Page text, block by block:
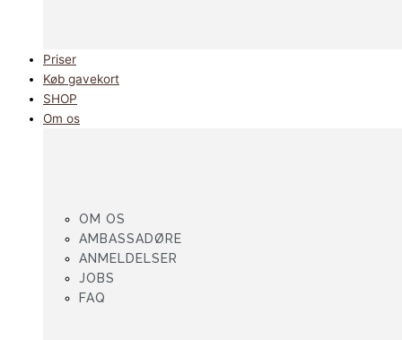
Priser
Køb gavekort
SHOP
Om os
OM OS
AMBASSADØRE
ANMELDELSER
JOBS
FAQ